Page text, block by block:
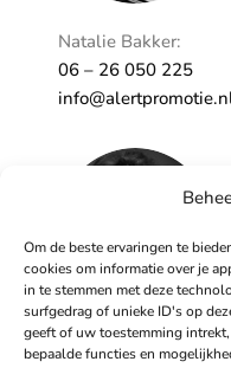
Om de beste ervaringen te
cookies om informatie over je
in te stemmen met deze
surfgedrag of unieke ID's op
geeft of uw toestemming
bepaalde functies en
Natalie Bakker:
06 – 26 050 225
Sandra Peters: